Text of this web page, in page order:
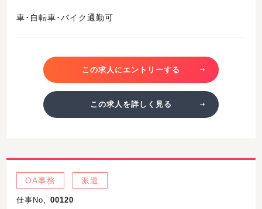
車･自転車･バイク通勤可
この求人にエントリーする
この求人を詳しく見る
OA事務 派遣
仕事No, 00120